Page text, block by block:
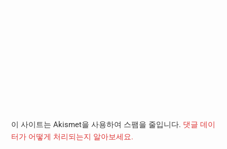
이 사이트는 Akismet을 사용하여 스팸을 줄입니다. 댓글 데이
터가 어떻게 처리되는지 알아보세요.